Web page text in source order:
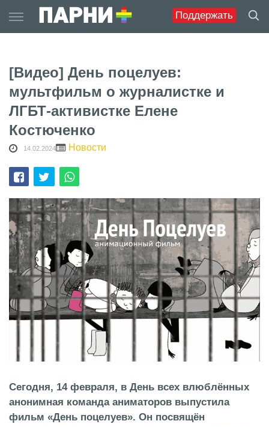
Поддержать
to
content
[Видео] День поцелуев:
мультфильм о журналистке и
ЛГБТ-активистке Елене
Костюченко
14.02.2024 Новости
Сегодня, 14 февраля, в День всех влюблённых
анонимная команда аниматоров выпустила
фильм «День поцелуев». Он посвящён